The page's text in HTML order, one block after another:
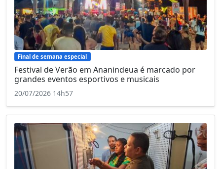
Final de semana especial
Festival de Verão em Ananindeua é marcado por
grandes eventos esportivos e musicais
20/07/2026 14h57